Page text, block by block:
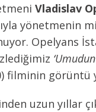
Vladislav
yönetmenin
Opelyans
filminin görüntü
uzun yıllar